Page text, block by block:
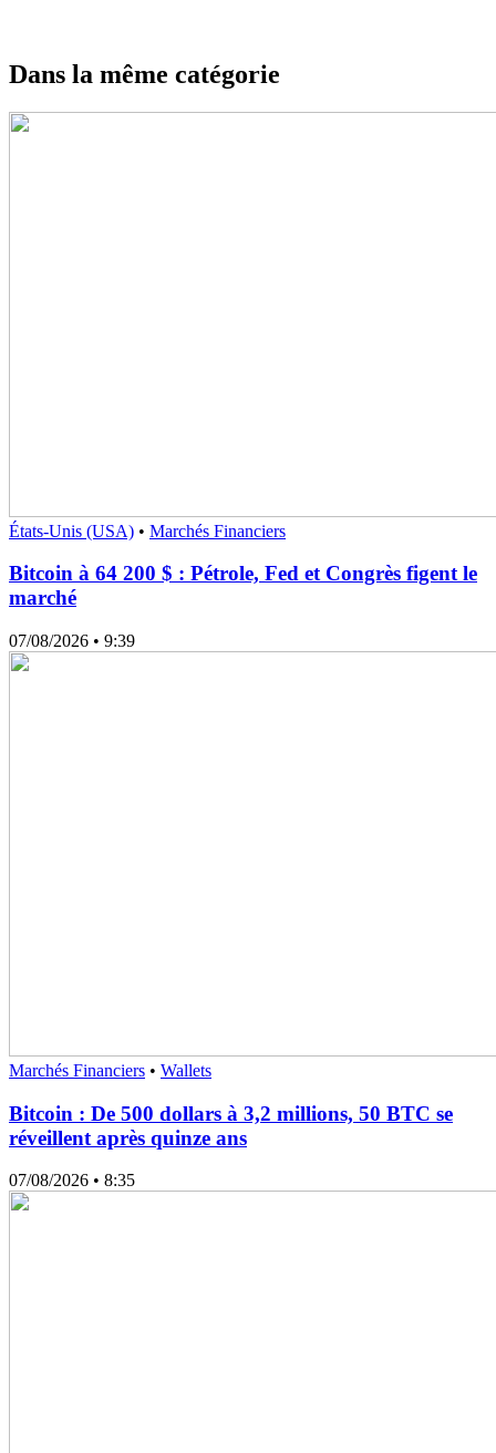
Dans la même catégorie
États-Unis (USA) • Marchés Financiers
Bitcoin à 64 200 $ : Pétrole, Fed et Congrès figent le
marché
07/08/2026 • 9:39
Marchés Financiers • Wallets
Bitcoin : De 500 dollars à 3,2 millions, 50 BTC se
réveillent après quinze ans
07/08/2026 • 8:35